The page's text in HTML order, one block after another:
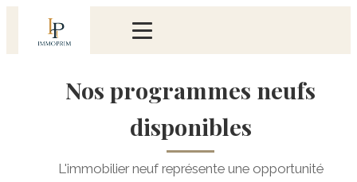
Nos programmes neufs
disponibles
L'immobilier neuf représente une opportunité